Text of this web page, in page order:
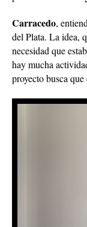
Carracedo,
del Plata. La idea,
necesidad que
hay mucha
proyecto busca